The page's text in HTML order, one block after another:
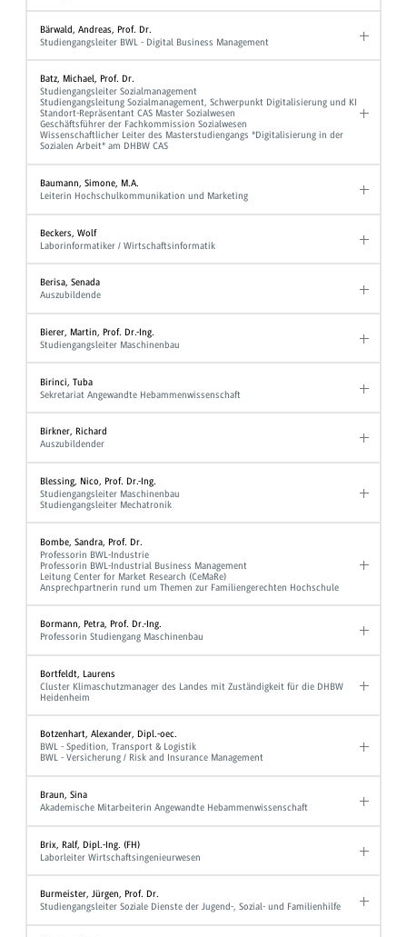
Bärwald, Andreas, Prof. Dr.
Studiengangsleiter BWL - Digital Business Management
Batz, Michael, Prof. Dr.
Studiengangsleiter Sozialmanagement
Studiengangsleitung Sozialmanagement, Schwerpunkt Digitalisierung und KI
Standort-Repräsentant CAS Master Sozialwesen
Geschäftsführer der Fachkommission Sozialwesen
Wissenschaftlicher Leiter des Masterstudiengangs "Digitalisierung in der
Sozialen Arbeit" am DHBW CAS
Baumann, Simone, M.A.
Leiterin Hochschulkommunikation und Marketing
Beckers, Wolf
Laborinformatiker / Wirtschaftsinformatik
Berisa, Senada
Auszubildende
Bierer, Martin, Prof. Dr.-Ing.
Studiengangsleiter Maschinenbau
Birinci, Tuba
Sekretariat Angewandte Hebammenwissenschaft
Birkner, Richard
Auszubildender
Blessing, Nico, Prof. Dr.-Ing.
Studiengangsleiter Maschinenbau
Studiengangsleiter Mechatronik
Bombe, Sandra, Prof. Dr.
Professorin BWL-Industrie
Professorin BWL-Industrial Business Management
Leitung Center for Market Research (CeMaRe)
Ansprechpartnerin rund um Themen zur Familiengerechten Hochschule
Bormann, Petra, Prof. Dr.-Ing.
Professorin Studiengang Maschinenbau
Bortfeldt, Laurens
Cluster Klimaschutzmanager des Landes mit Zuständigkeit für die DHBW
Heidenheim
Botzenhart, Alexander, Dipl.-oec.
BWL - Spedition, Transport & Logistik
BWL - Versicherung / Risk and Insurance Management
Braun, Sina
Akademische Mitarbeiterin Angewandte Hebammenwissenschaft
Brix, Ralf, Dipl.-Ing. (FH)
Laborleiter Wirtschaftsingenieurwesen
Burmeister, Jürgen, Prof. Dr.
Studiengangsleiter Soziale Dienste der Jugend-, Sozial- und Familienhilfe